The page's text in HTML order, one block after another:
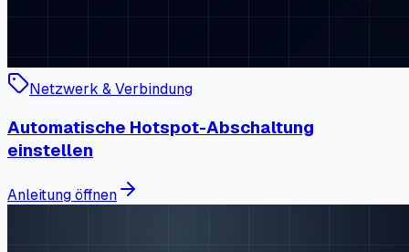
Netzwerk & Verbindung
Automatische Hotspot-Abschaltung
einstellen
Anleitung öffnen